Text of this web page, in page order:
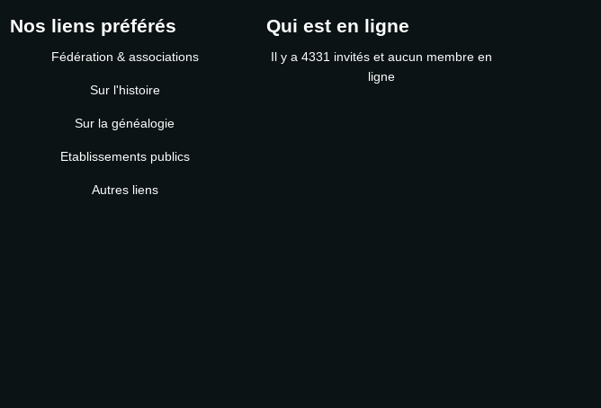
Nos liens préférés
Fédération & associations
Sur l'histoire
Sur la généalogie
Etablissements publics
Autres liens
Qui est en ligne
Il y a 4331 invités et aucun membre en
ligne